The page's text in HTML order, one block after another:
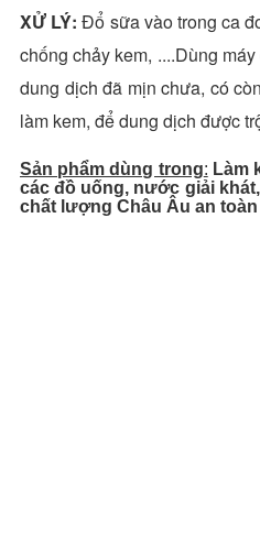
XỬ LÝ: Đổ sữa vào trong ca
chống chảy kem, ....Dùng
dung dịch đã mịn chưa, có
làm kem, để dung dịch được
Sản phẩm dùng trong: Làm
các đồ uống, nước giải
chất lượng Châu Âu an